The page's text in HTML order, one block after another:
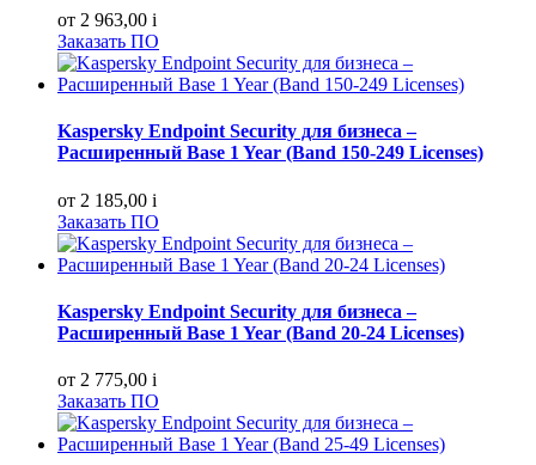
от 2 963,00 i
Заказать ПО
Kaspersky Endpoint Security для бизнеса –
Расширенный Base 1 Year (Band 150-249 Licenses)
от 2 185,00 i
Заказать ПО
Kaspersky Endpoint Security для бизнеса –
Расширенный Base 1 Year (Band 20-24 Licenses)
от 2 775,00 i
Заказать ПО